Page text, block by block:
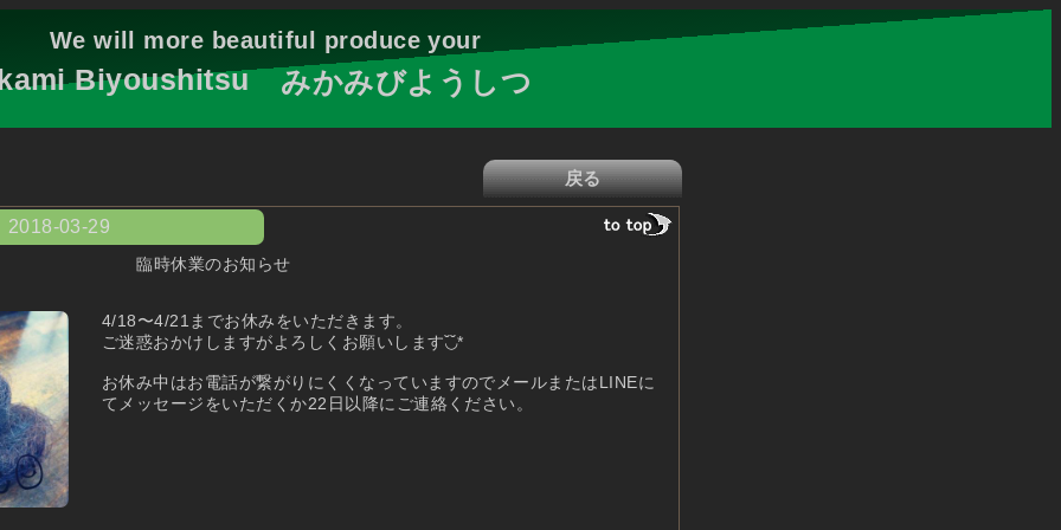
We will more beautiful produce your
Biyoushitsu みかみびようしつ
2018-03-29
臨時休業のお知らせ
4/18〜4/21までお休みをいただきます。
ご迷惑おかけしますがよろしくお願いします◟̆◞̆*
お休み中はお電話が繋がりにくくなっていますのでメールまたはLINEに
てメッセージをいただくか22日以降にご連絡ください。